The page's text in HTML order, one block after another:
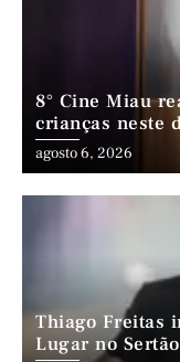
8° Cine Miau
crianças neste
agosto 6, 2026
Thiago Freitas
Lugar no